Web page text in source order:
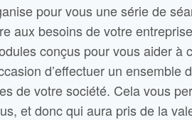
pour vous une série de
aux besoins de votre
conçus pour vous aider à
d’effectuer un ensemble
de votre société. Cela vous
et donc qui aura pris de la